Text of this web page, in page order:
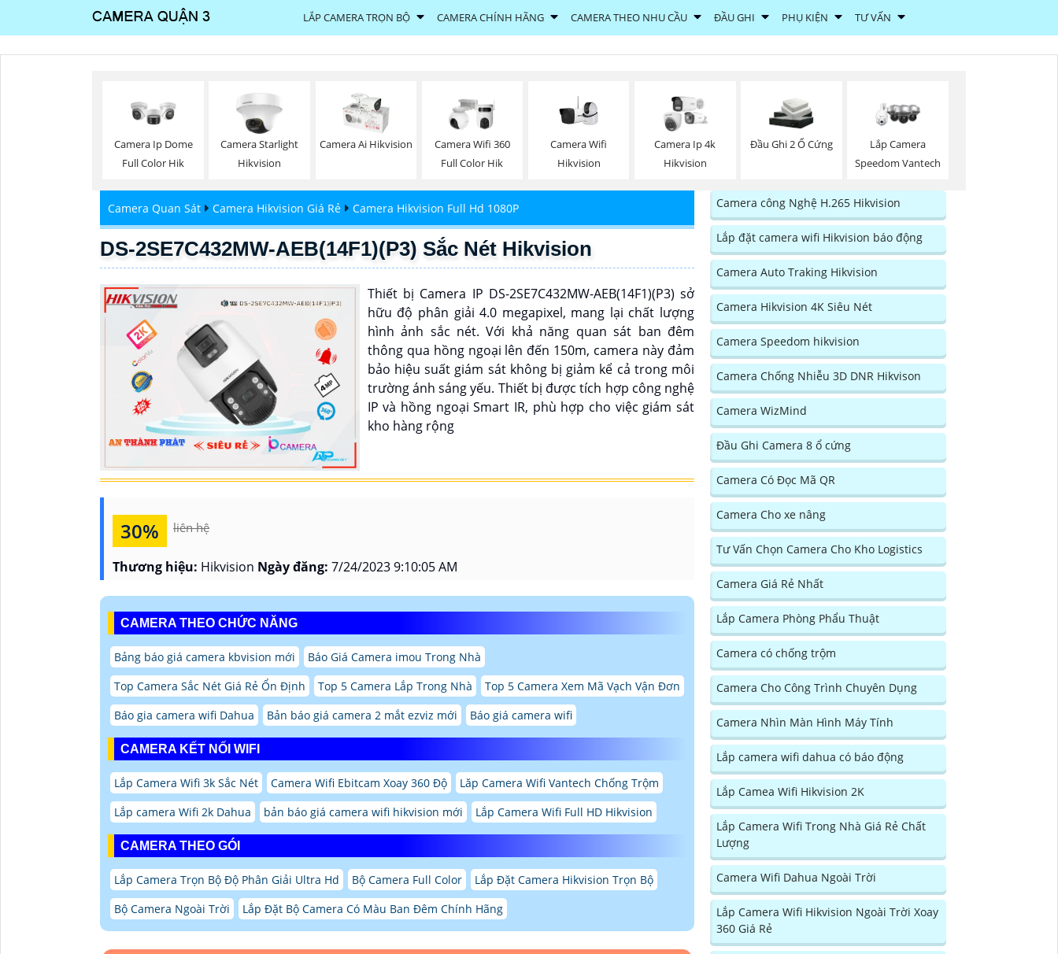
LẮP CAMERA TRỌN BỘ CAMERA CHÍNH HÃNG CAMERA THEO NHU CẦU ĐẦU GHI PHỤ KIỆN TƯ VẤN
Camera Ip Dome
Full Color Hik
Camera Starlight
Hikvision
Camera Ai Hikvision
Camera Wifi 360
Full Color Hik
Camera Wifi
Hikvision
Camera Ip 4k
Hikvision
Đầu Ghi 2 Ổ Cứng
Lắp Camera
Speedom Vantech
Camera Quan Sát Camera Hikvision Giá Rẻ Camera Hikvision Full Hd 1080P
DS-2SE7C432MW-AEB(14F1)(P3) Sắc Nét Hikvision
Thiết bị Camera IP DS-2SE7C432MW-AEB(14F1)(P3) sở
hữu độ phân giải 4.0 megapixel, mang lại chất lượng
hình ảnh sắc nét. Với khả năng quan sát ban đêm
thông qua hồng ngoại lên đến 150m, camera này đảm
bảo hiệu suất giám sát không bị giảm kể cả trong môi
trường ánh sáng yếu. Thiết bị được tích hợp công nghệ
IP và hồng ngoại Smart IR, phù hợp cho việc giám sát
kho hàng rộng
30% liên hệ
Thương hiệu: Hikvision Ngày đăng: 7/24/2023 9:10:05 AM
CAMERA THEO CHỨC NĂNG
Bảng báo giá camera kbvision mới
Báo Giá Camera imou Trong Nhà
Top Camera Sắc Nét Giá Rẻ Ổn Định
Top 5 Camera Lắp Trong Nhà
Top 5 Camera Xem Mã Vạch Vận Đơn
Báo gia camera wifi Dahua
Bản báo giá camera 2 mắt ezviz mới Báo giá camera wifi
CAMERA KẾT NỐI WIFI
Lắp Camera Wifi 3k Sắc Nét Camera Wifi Ebitcam Xoay 360 Độ
Lăp Camera Wifi Vantech Chống Trộm
Lắp camera Wifi 2k Dahua
bản báo giá camera wifi hikvision mới Lắp Camera Wifi Full HD Hikvision
CAMERA THEO GÓI
Lắp Camera Trọn Bộ Độ Phân Giải Ultra Hd Bộ Camera Full Color
Lắp Đặt Camera Hikvision Trọn Bộ
Bộ Camera Ngoài Trời
Lắp Đặt Bộ Camera Có Màu Ban Đêm Chính Hãng
Camera công Nghệ H.265 Hikvision
Lắp đặt camera wifi Hikvision báo động
Camera Auto Traking Hikvision
Camera Hikvision 4K Siêu Nét
Camera Speedom hikvision
Camera Chống Nhiễu 3D DNR Hikvison
Camera WizMind
Đầu Ghi Camera 8 ổ cứng
Camera Có Đọc Mã QR
Camera Cho xe nâng
Tư Vấn Chọn Camera Cho Kho Logistics
Camera Giá Rẻ Nhất
Lắp Camera Phòng Phẩu Thuật
Camera có chống trộm
Camera Cho Công Trình Chuyên Dụng
Camera Nhìn Màn Hình Máy Tính
Lắp camera wifi dahua có báo động
Lắp Camea Wifi Hikvision 2K
Lắp Camera Wifi Trong Nhà Giá Rẻ Chất
Lượng
Camera Wifi Dahua Ngoài Trời
Lắp Camera Wifi Hikvision Ngoài Trời Xoay
360 Giá Rẻ